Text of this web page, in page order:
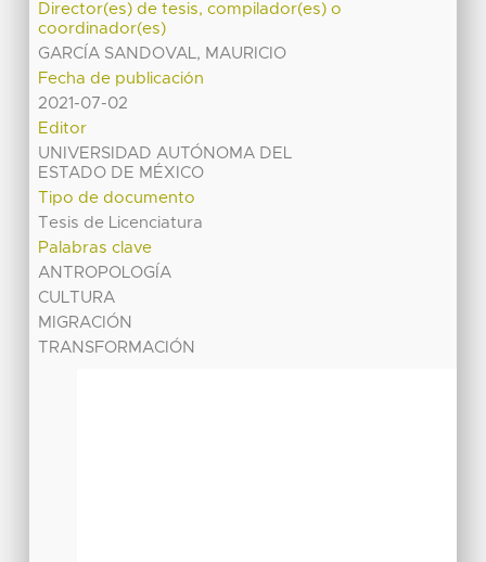
Director(es) de tesis, compilador(es) o
coordinador(es)
GARCÍA SANDOVAL, MAURICIO
Fecha de publicación
2021-07-02
Editor
UNIVERSIDAD AUTÓNOMA DEL
ESTADO DE MÉXICO
Tipo de documento
Tesis de Licenciatura
Palabras clave
ANTROPOLOGÍA
CULTURA
MIGRACIÓN
TRANSFORMACIÓN